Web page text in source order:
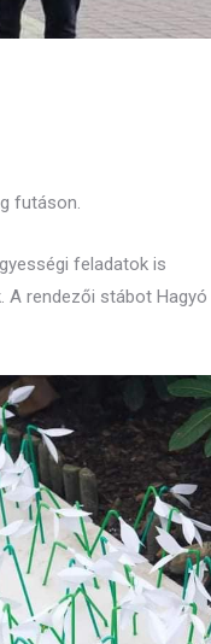
futáson.
feladatok is
A rendezői stábot Hagyó